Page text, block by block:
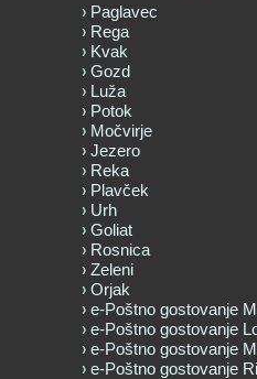
Paglavec
Rega
Kvak
Gozd
Luža
Potok
Močvirje
Jezero
Reka
Plavček
Urh
Goliat
Rosnica
Zeleni
Orjak
e-Poštno gostovanje
e-Poštno gostovanje
e-Poštno gostovanje
e-Poštno gostovanje